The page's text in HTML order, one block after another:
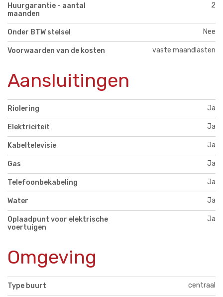
Huurgarantie - aantal
maanden
2
Onder BTW stelsel Nee
Voorwaarden van de kosten vaste maandlasten
Aansluitingen
Riolering Ja
Elektriciteit Ja
Kabeltelevisie Ja
Gas Ja
Telefoonbekabeling Ja
Water Ja
Oplaadpunt voor elektrische
voertuigen
Ja
Omgeving
Type buurt centraal